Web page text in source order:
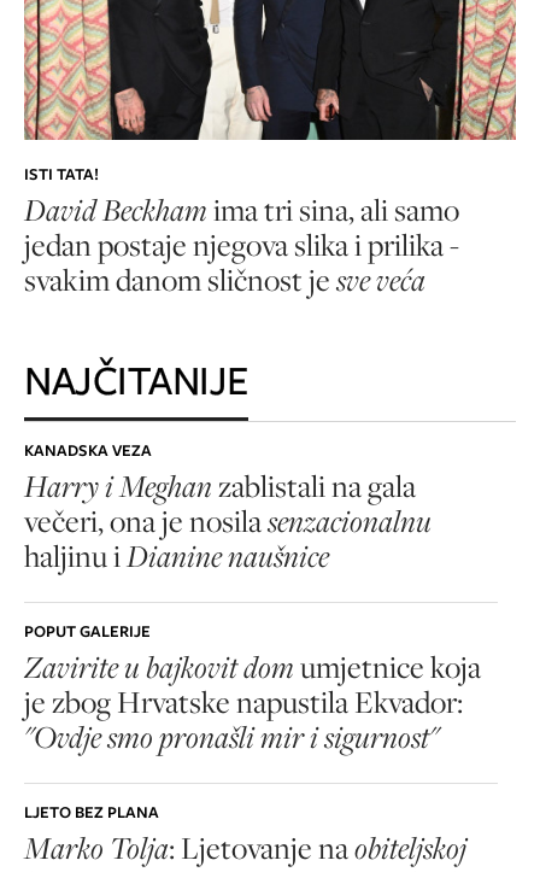
ISTI TATA!
David Beckhamima tri sina, ali samo
jedan postaje njegova slika i prilika -
svakim danom sličnost jesve veća
NAJČITANIJE
KANADSKA VEZA
Harry i Meghanzablistali na gala
večeri, ona je nosilasenzacionalnu
haljinu iDianine naušnice
POPUT GALERIJE
Zavirite u bajkovit domumjetnice koja
je zbog Hrvatske napustila Ekvador:
"Ovdje smo pronašli mir i sigurnost"
LJETO BEZ PLANA
Marko Tolja: Ljetovanje naobiteljskoj